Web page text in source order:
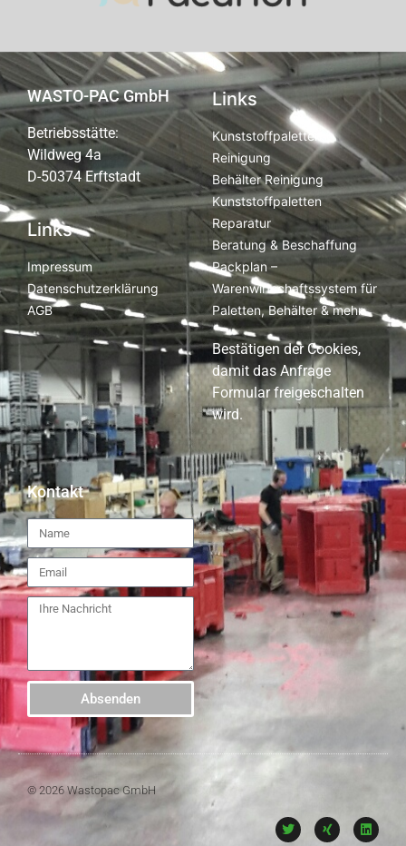
WASTO-PAC GmbH
Betriebsstätte:
Wildweg 4a
D-50374 Erftstadt
Links
Impressum
Datenschutzerklärung
AGB
Links
Kunststoffpaletten
Reinigung
Behälter Reinigung
Kunststoffpaletten
Reparatur
Beratung & Beschaffung
Packplan –
Warenwirtschaftssystem für
Paletten, Behälter & mehr
Bestätigen der Cookies,
damit das Anfrage
Formular freigeschalten
wird.
Kontakt
Absenden
© 2026 Wastopac GmbH